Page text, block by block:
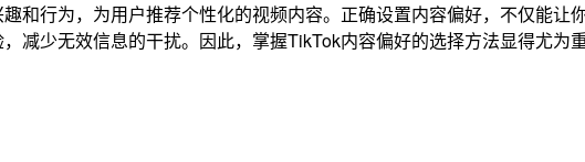
和行为，为用户推荐个性化的视频内容。正确设置内容偏好，不仅能让
减少无效信息的干扰。因此，掌握TikTok内容偏好的选择方法显得尤为重